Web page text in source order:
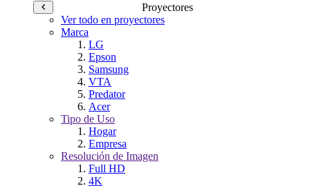
Proyectores
Ver todo en proyectores
Marca
LG
Epson
Samsung
VTA
Predator
Acer
Tipo de Uso
Hogar
Empresa
Resolución de Imagen
Full HD
4K